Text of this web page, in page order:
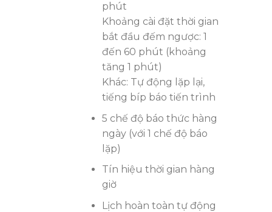
phút
Khoảng cài đặt thời gian
bắt đầu đếm ngược: 1
đến 60 phút (khoảng
tăng 1 phút)
Khác: Tự động lặp lại,
tiếng bíp báo tiến trình
5 chế độ báo thức hàng
ngày (với 1 chế độ báo
lặp)
Tín hiệu thời gian hàng
giờ
Lịch hoàn toàn tự động